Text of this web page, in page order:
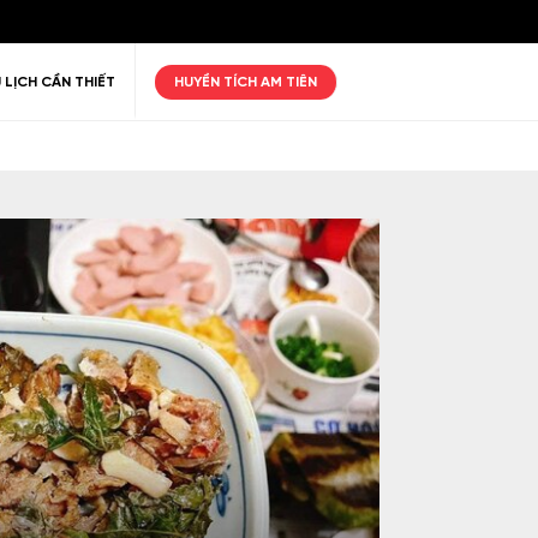
CẦN THIẾT HUYỀN TÍCH AM TIÊN
giãn Thiên nhiên Golf